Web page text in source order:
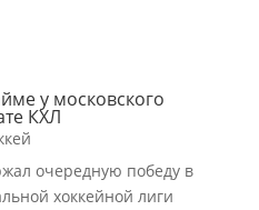
у московского
КХЛ
очередную победу в
хоккейной лиги